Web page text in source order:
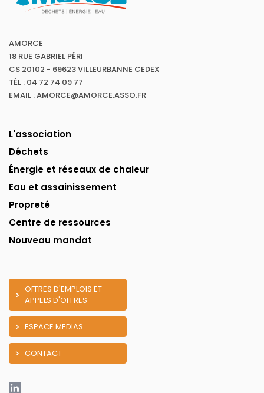
AMORCE
18 RUE GABRIEL PÉRI
CS 20102 - 69623 VILLEURBANNE CEDEX
TÉL : 04 72 74 09 77
EMAIL : AMORCE@AMORCE.ASSO.FR
L'association
Déchets
Énergie et réseaux de chaleur
Eau et assainissement
Propreté
Centre de ressources
Nouveau mandat
OFFRES D'EMPLOIS ET
APPELS D'OFFRES
ESPACE MEDIAS
CONTACT